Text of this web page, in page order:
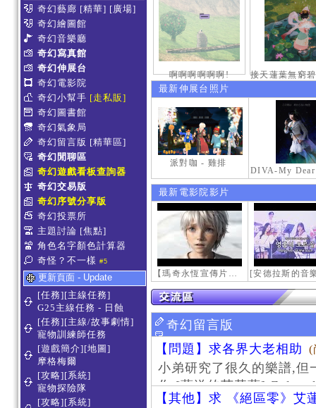
奇幻藝廊 [精華] [廣場]
奇幻繪圖館
奇幻音樂廳
奇幻寫真館
奇幻伸展台
奇幻電影院
奇幻小幫手 [走私販]
奇幻圖書館
奇幻氣象局
奇幻留言版 [精華區]
奇幻閒聊區
奇幻遊戲看板查詢器
奇幻交易版
奇幻序號分享版
奇幻投票所
主題討論 [焦點]
角色名字顏色計算器
奇怪？不一樣 #5
更新頁面 - Update
[任務][主線任務]
G25主線任務 - 日蝕
[任務][主線/故事劇情]
寵物訓練師任務
[遊戲簡介][地圖]
摩格梅爾
[攻略][系統]
寵物探險隊
[攻略][系統]
啊啊啊啊啊啊!
最新伸展台照片
派對咖 - 雞排
最新電影院影片
【瑪奇永恆宣傳片】最初的感動
奇幻留言版
【問題】求各界大老相助
(
小弟研究了很久的樂譜,但
作 [葬送的芙莉蓮]-
【其他】求 《絕區零》艾